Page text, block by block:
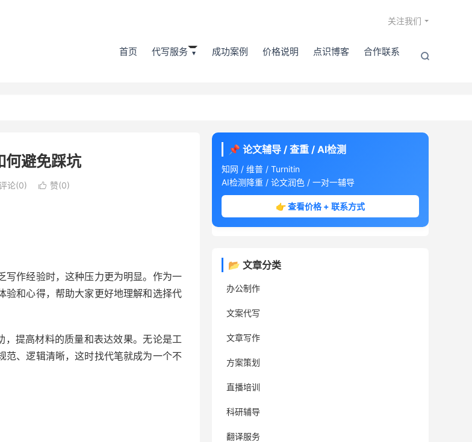
首页 代写服务 成功案例 价格说明 点识博客 合作联系 
关注我们
何避免踩坑
论(0)  赞(0)
写作经验时，这种压力更为明显。作为一
验和心得，帮助大家更好地理解和选择代
，提高材料的质量和表达效果。无论是工
范、逻辑清晰，这时找代笔就成为一个不
📌 论文辅导 / 查重 / AI检测
知网 / 维普 / Turnitin
AI检测降重 / 论文润色 / 一对一辅导
👉 查看价格 + 联系方式
📂 文章分类
办公制作
文案代写
文章写作
方案策划
直播培训
科研辅导
翻译服务